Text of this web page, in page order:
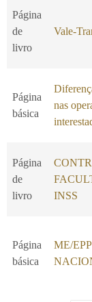
Página
de
livro
Vale-
Página
básica
nas
Página
de
livro
INSS
Página
básica
ME/